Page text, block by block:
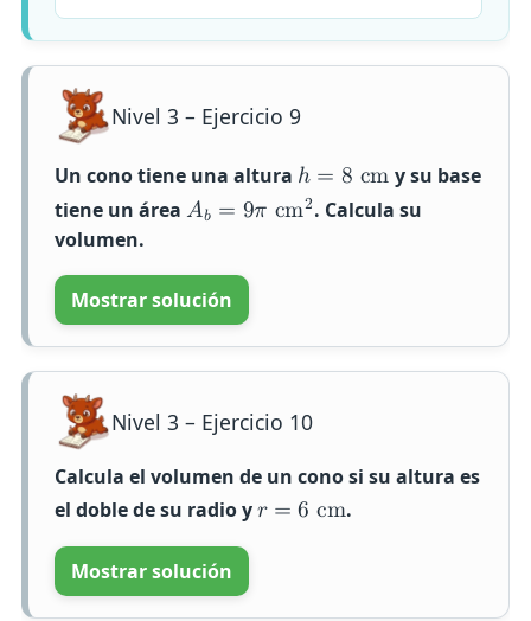
Nivel 3 – Ejercicio 9
Un cono tiene una altura ℎ = 8 cm y su base
tiene un área 𝐴𝑏 = 9𝜋 cm2. Calcula su
volumen.
Mostrar solución
Nivel 3 – Ejercicio 10
Calcula el volumen de un cono si su altura es
el doble de su radio y𝑟 = 6 cm.
Mostrar solución